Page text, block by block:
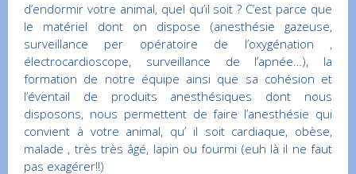
d’endormir votre animal, quel qu’il soit ? C’est parce que
le matériel dont on dispose (anesthésie gazeuse,
surveillance per opératoire de l’oxygénation ,
électrocardioscope, surveillance de l’apnée…), la
formation de notre équipe ainsi que sa cohésion et
l’éventail de produits anesthésiques dont nous
disposons, nous permettent de faire l’anesthésie qui
convient à votre animal, qu’ il soit cardiaque, obèse,
malade , très très âgé, lapin ou fourmi (euh là il ne faut
pas exagérer!!)